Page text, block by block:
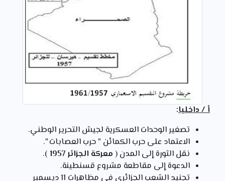
أ / داخليا:
تصغير الوحدات العسكرية لجيش التحرير الوطني.
الاعتماد على حرب الكمائن " حرب العصابات ".
نقل الثورة إلى المدن ( معركة الجزائر 1957
).
الدعوة إلى مقاطعة مشروع قسنطينة.
تجنيد الشعب الجزائري في مظاهرات 11 ديسمبر